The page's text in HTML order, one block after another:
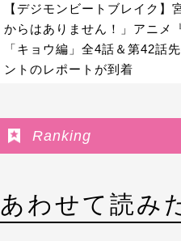
【デジモンビートブレイク】
からはありません！」アニメ
「キョウ編」全4話＆第42話
ントのレポートが到着
Ranking
あわせて読み